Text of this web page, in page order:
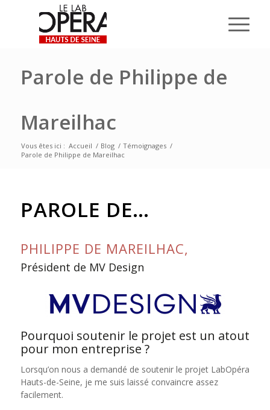
Parole de Philippe de
Mareilhac
Vous êtes ici : Accueil / Blog / Témoignages /
Parole de Philippe de Mareilhac
PAROLE DE…
PHILIPPE DE MAREILHAC,
Président de MV Design
Pourquoi soutenir le projet est un atout
pour mon entreprise ?
Lorsqu’on nous a demandé de soutenir le projet LabOpéra
Hauts-de-Seine, je me suis laissé convaincre assez
facilement.